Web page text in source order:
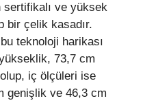
sertifikalı ve yüksek
bir çelik kasadır.
teknoloji harikası
73,7 cm
iç ölçüleri ise
genişlik ve 46,3 cm